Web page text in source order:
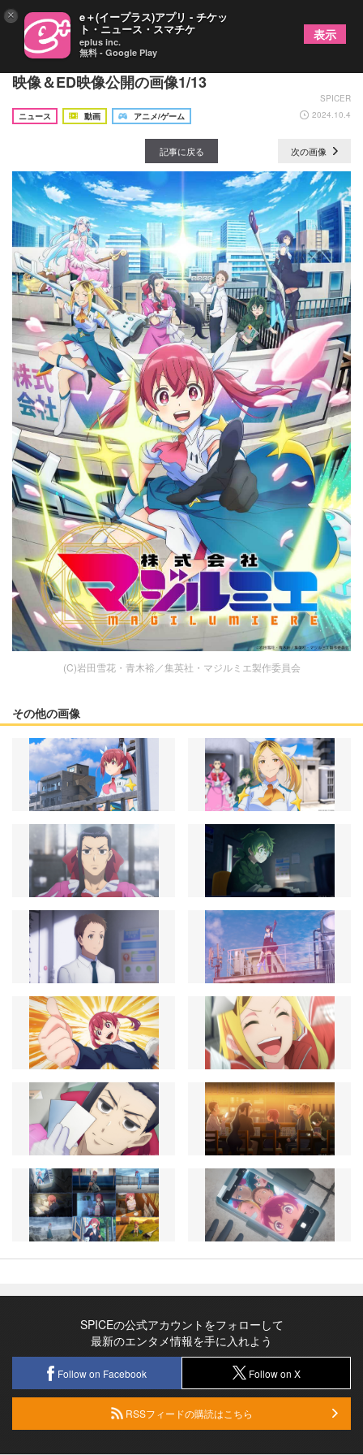
TVアニメ『株式会社マジルミエ』ノンクレジッOP
映像＆ED映像公開の画像1/13
SPICER
ニュース
動画 アニメ/ゲーム 2024.10.4
記事に戻る 次の画像
(C)岩田雪花・青木裕／集英社・マジルミエ製作委員会
その他の画像
SPICEの公式アカウントをフォローして
最新のエンタメ情報を手に入れよう
Follow on Facebook Follow on X
RSSフィードの購読はこちら
× e＋(イープラス)アプリ - チケッ
ト・ニュース・スマチケ
eplus inc.
無料 - Google Play
表示